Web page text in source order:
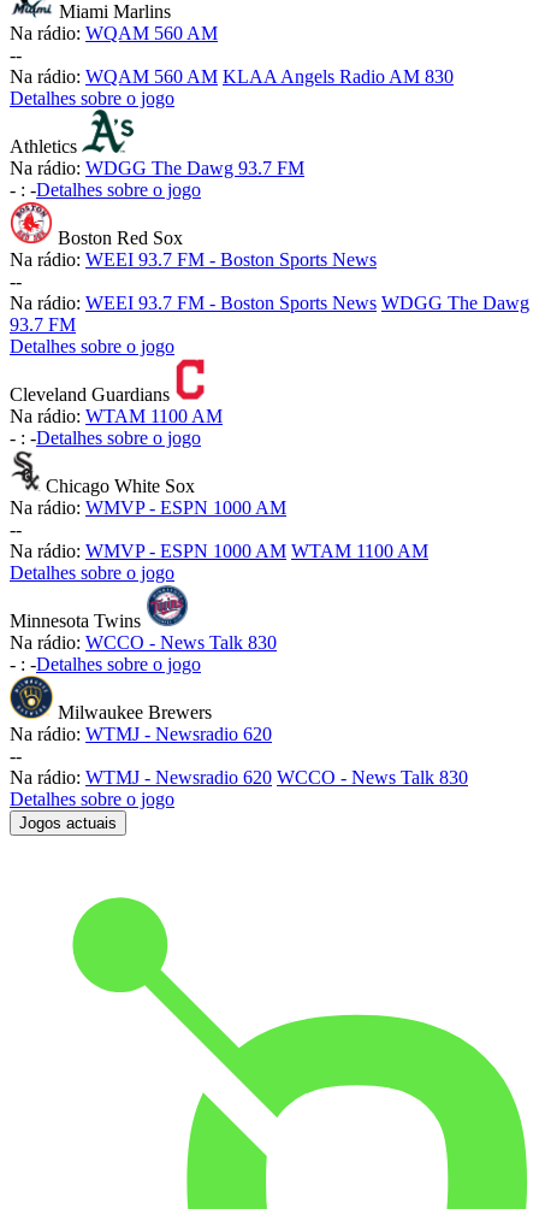
Miami Marlins
Na rádio: WQAM 560 AM
--
Na rádio: WQAM 560 AM KLAA Angels Radio AM 830
Detalhes sobre o jogo
Athletics
Na rádio: WDGG The Dawg 93.7 FM
- : -Detalhes sobre o jogo
Boston Red Sox
Na rádio: WEEI 93.7 FM - Boston Sports News
--
Na rádio: WEEI 93.7 FM - Boston Sports News WDGG The Dawg
93.7 FM
Detalhes sobre o jogo
Cleveland Guardians
Na rádio: WTAM 1100 AM
- : -Detalhes sobre o jogo
Chicago White Sox
Na rádio: WMVP - ESPN 1000 AM
--
Na rádio: WMVP - ESPN 1000 AM WTAM 1100 AM
Detalhes sobre o jogo
Minnesota Twins
Na rádio: WCCO - News Talk 830
- : -Detalhes sobre o jogo
Milwaukee Brewers
Na rádio: WTMJ - Newsradio 620
--
Na rádio: WTMJ - Newsradio 620 WCCO - News Talk 830
Detalhes sobre o jogo
Jogos actuais